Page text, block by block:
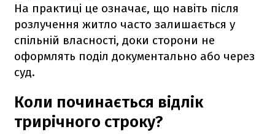
На практиці це означає, що навіть після
розлучення житло часто залишається у
спільній власності, доки сторони не
оформлять поділ документально або через
суд.
Коли починається відлік
трирічного строку?